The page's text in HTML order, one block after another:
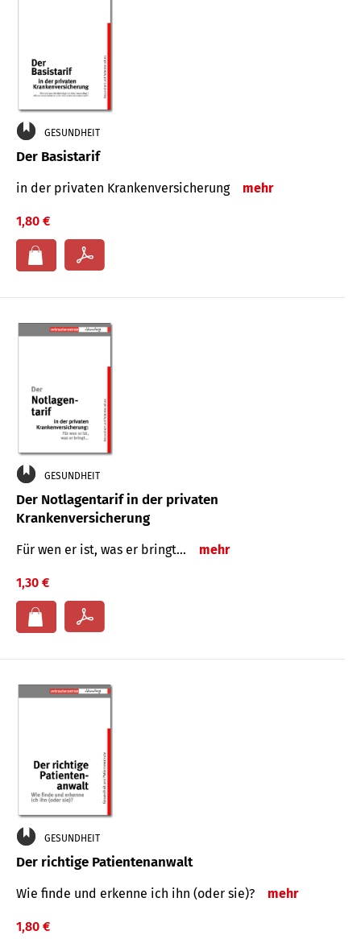
GESUNDHEIT
Der Basistarif
in der privaten Kran­ken­ver­siche­rung mehr
1,80 €
GESUNDHEIT
Der Notlagentarif in der privaten
Krankenversicherung
Für wen er ist, was er bringt… mehr
1,30 €
GESUNDHEIT
Der richtige Patientenanwalt
Wie finde und erkenne ich ihn (oder sie)? mehr
1,80 €